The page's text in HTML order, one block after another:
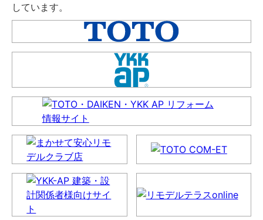
しています。